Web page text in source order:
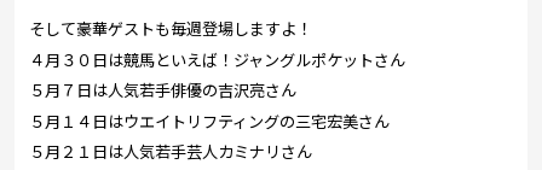
そして豪華ゲストも毎週登場しますよ！
４月３０日は競馬といえば！ジャングルポケットさん
５月７日は人気若手俳優の吉沢亮さん
５月１４日はウエイトリフティングの三宅宏美さん
５月２１日は人気若手芸人カミナリさん